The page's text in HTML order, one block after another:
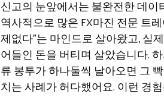
신고의 눈앞에서는 불완전한 데
역사적으로 많은 FX마진 전문 트
제없다”는 마인드로 살아왔고, 실
어들인 돈을 버티며 살았습니다.
류 봉투가 하나둘씩 날아오면 그
치는 사례가 허다했어요. 이런 경